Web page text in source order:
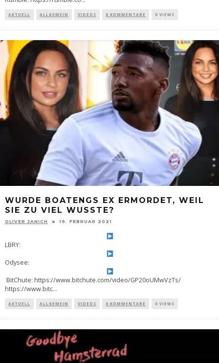
AKTUELL ALLGEMEIN VIDEOS 0 KOMMENTARE 0 VIEWS
WURDE BOATENGS EX ERMORDET, WEIL
SIE ZU VIEL WUSSTE?
OLIVER JANICH 19. FEBRUAR 2021
LBRY:
Odysee:
BitChute: https://www.bitchute.com/video/GP20oUMwVzTs/
https://www.bitc...
AKTUELL ALLGEMEIN VIDEOS 0 KOMMENTARE 0 VIEWS